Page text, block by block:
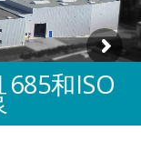
685和ISO